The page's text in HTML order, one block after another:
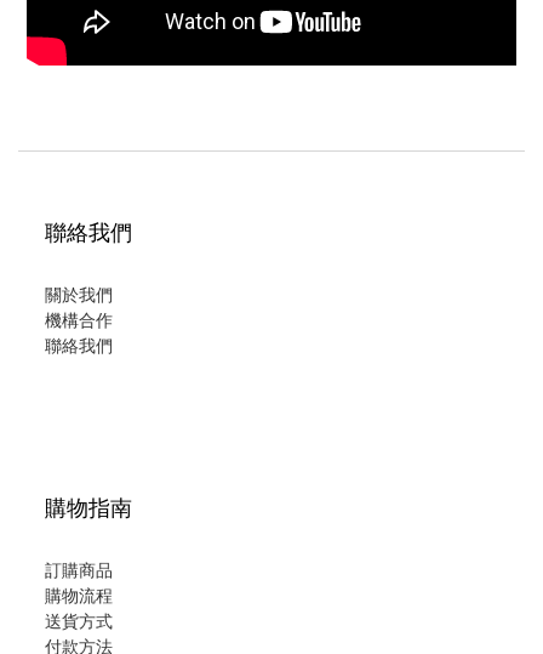
聯絡我們
關於我們
機構合作
聯絡我們
購物指南
訂購商品
購物流程
送貨方式
付款方法